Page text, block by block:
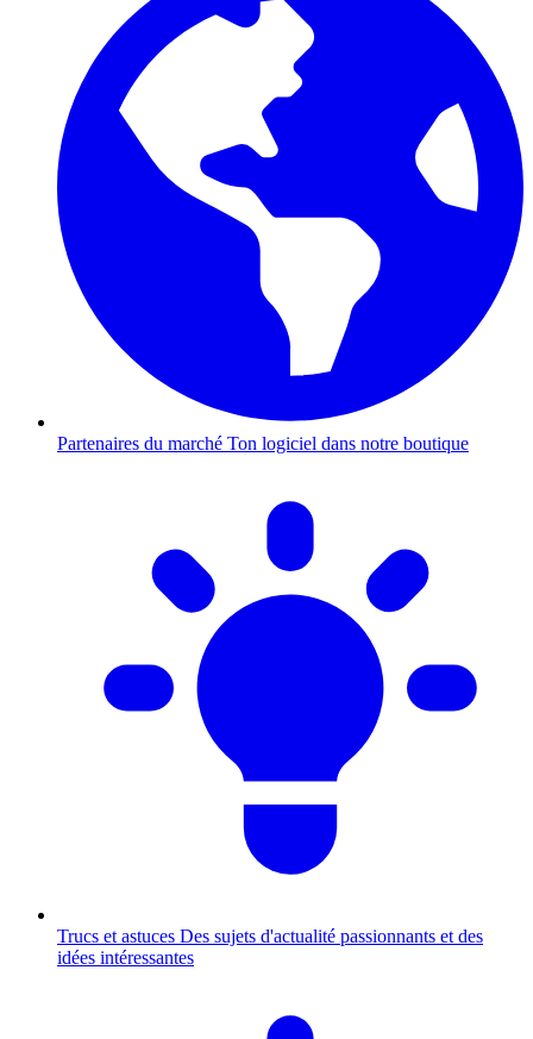
Partenaires du marché Ton logiciel dans notre boutique
Trucs et astuces Des sujets d'actualité passionnants et des
idées intéressantes